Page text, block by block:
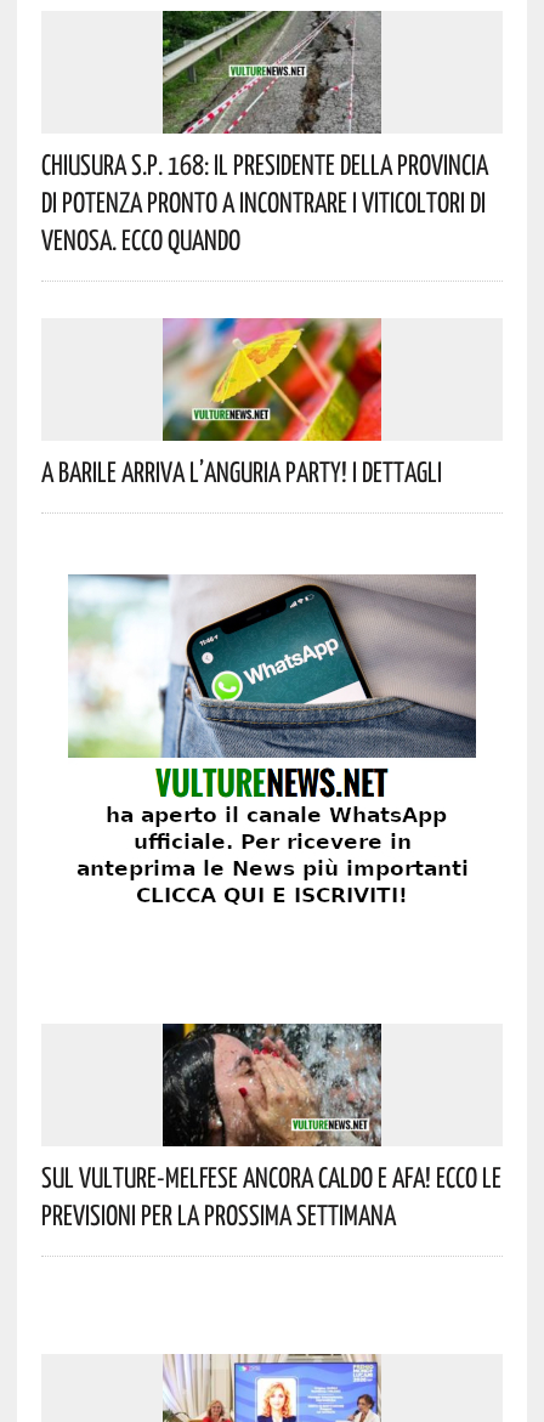
Chiusura S.P. 168: Il Presidente Della Provincia
Di Potenza Pronto A Incontrare I Viticoltori Di
Venosa. Ecco Quando
A Barile Arriva L’anguria Party! I Dettagli
Sul Vulture-Melfese Ancora Caldo E Afa! Ecco Le
Previsioni Per La Prossima Settimana